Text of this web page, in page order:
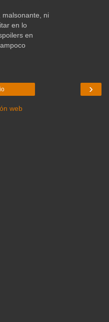
malsonante, ni
en lo
en
›
web